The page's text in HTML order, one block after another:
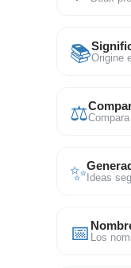
📚Origine
⚖
✨ Ideas
📅 Los